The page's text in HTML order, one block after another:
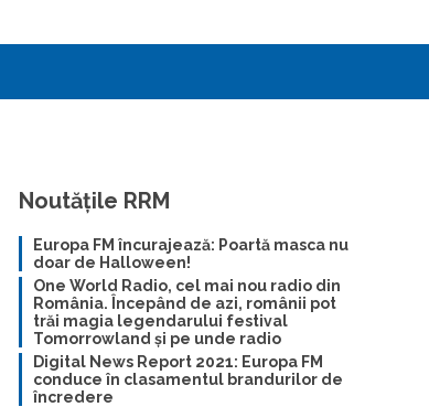
Noutățile RRM
Europa FM încurajează: Poartă masca nu
doar de Halloween!
One World Radio, cel mai nou radio din
România. Începând de azi, românii pot
trăi magia legendarului festival
Tomorrowland și pe unde radio
Digital News Report 2021: Europa FM
conduce în clasamentul brandurilor de
încredere